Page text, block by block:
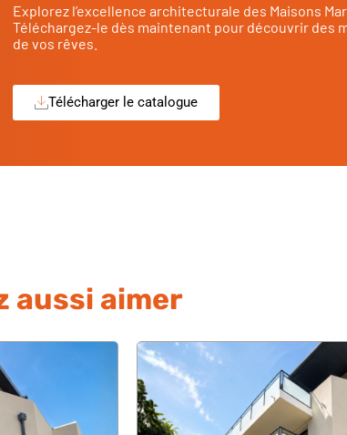
Explorez l’excellence architecturale des Maisons
Téléchargez-le dès maintenant pour découvrir des
de vos rêves.
Télécharger le catalogue
aussi aimer